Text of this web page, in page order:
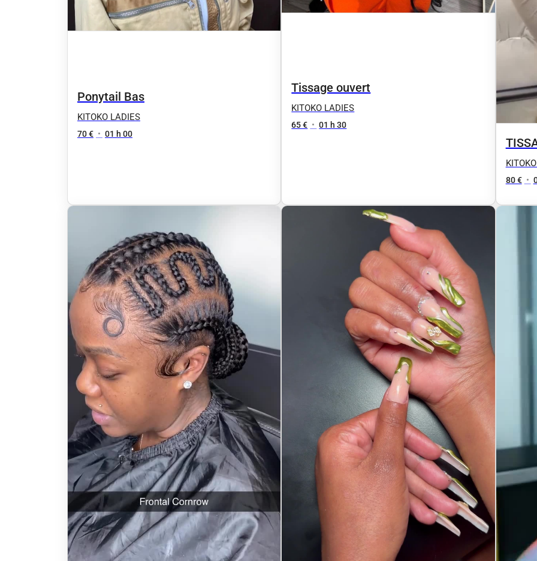
Ponytail Bas
KITOKO LADIES
70 € • 01 h 00
Tissage ouvert
KITOKO LADIES
65 € • 01 h 30
80 € •